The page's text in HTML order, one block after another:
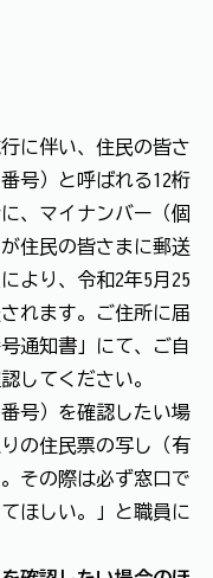
に伴い、住民の皆さ
号）と呼ばれる12桁
、マイナンバー（個
住民の皆さまに郵送
より、令和2年5月25
れます。ご住所に届
通知書」にて、ご自
してください。
号）を確認したい場
の住民票の写し（有
その際は必ず窓口で
ほしい。」と職員に